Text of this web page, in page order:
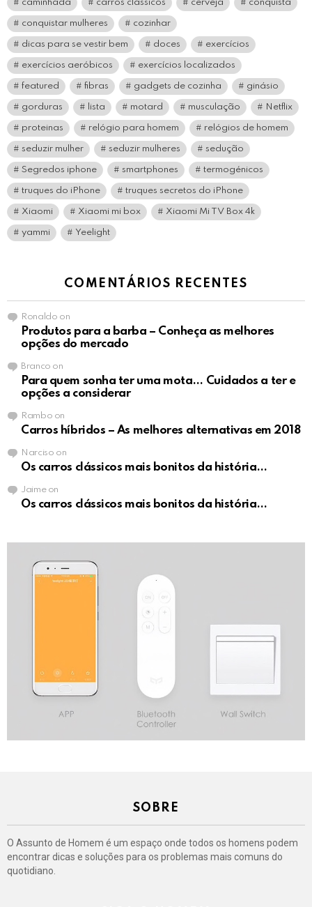
caminhada carros clássicos cerveja conquista
conquistar mulheres cozinhar
dicas para se vestir bem doces exercícios
exercícios aeróbicos exercícios localizados
featured fibras gadgets de cozinha ginásio
gorduras lista motard musculação Netflix
proteinas relógio para homem relógios de homem
seduzir mulher seduzir mulheres sedução
Segredos iphone smartphones termogénicos
truques do iPhone truques secretos do iPhone
Xiaomi Xiaomi mi box Xiaomi Mi TV Box 4k
yammi Yeelight
COMENTÁRIOS RECENTES
Ronaldo on
Produtos para a barba – Conheça as melhores
opções do mercado
Branco on
Para quem sonha ter uma mota… Cuidados a ter e
opções a considerar
Rambo on
Carros híbridos – As melhores alternativas em 2018
Narciso on
Os carros clássicos mais bonitos da história…
Jaimeon
Os carros clássicos mais bonitos da história…
SOBRE
O Assunto de Homem é um espaço onde todos os homens podem
encontrar dicas e soluções para os problemas mais comuns do
quotidiano.